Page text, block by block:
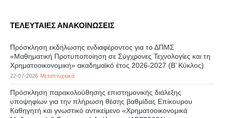
ΤΕΛΕΥΤΑΙΕΣ ΑΝΑΚΟΙΝΩΣΕΙΣ
Πρόσκληση εκδήλωσης ενδιαφέροντος για το ΔΠΜΣ
«Μαθηματική Προτυποποίηση σε Σύγχρονες Τεχνολογίες και τη
Χρηματοοικονομική» ακαδημαϊκό έτος 2026-2027 (B’ Kύκλος)
22-07-2026 Μεταπτυχιακά
Πρόσκληση παρακολούθησης επιστημονικής διάλεξης
υποψηφίων για την πλήρωση θέσης βαθμίδας Επίκουρου
Καθηγητή και γνωστικό αντικείμενο «Χρηματοοικονομικά